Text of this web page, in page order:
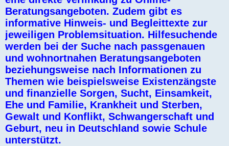
Beratungsangeboten. Zudem gibt es
informative Hinweis- und Begleittexte zur
jeweiligen Problemsituation. Hilfesuchende
werden bei der Suche nach passgenauen
und wohnortnahen Beratungsangeboten
beziehungsweise nach Informationen zu
Themen wie beispielsweise Existenzängste
und finanzielle Sorgen, Sucht, Einsamkeit,
Ehe und Familie, Krankheit und Sterben,
Gewalt und Konflikt, Schwangerschaft und
Geburt, neu in Deutschland sowie Schule
unterstützt.